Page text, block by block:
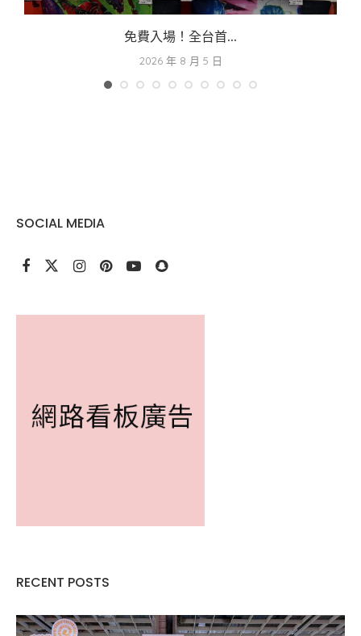
免費入場！全台首...
2026 年 8 月 5 日
SOCIAL MEDIA
RECENT POSTS